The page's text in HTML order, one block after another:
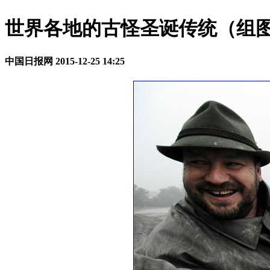
世界各地的古怪圣诞传统（组
中国日报网 2015-12-25 14:25